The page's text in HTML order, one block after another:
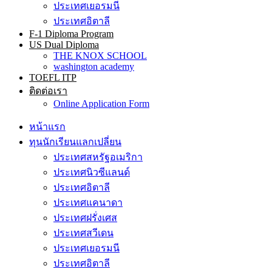
ประเทศเยอรมนี
ประเทศอิตาลี
F-1 Diploma Program
US Dual Diploma
THE KNOX SCHOOL
washington academy
TOEFL ITP
ติดต่อเรา
Online Application Form
หน้าแรก
ทุนนักเรียนแลกเปลี่ยน
ประเทศสหรัฐอเมริกา
ประเทศนิวซีแลนด์
ประเทศอิตาลี
ประเทศแคนาดา
ประเทศฝรั่งเศส
ประเทศสวีเดน
ประเทศเยอรมนี
ประเทศอิตาลี